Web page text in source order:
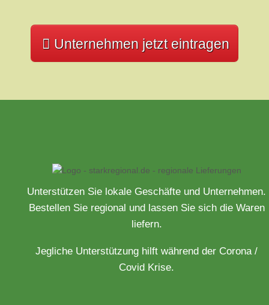
Unternehmen jetzt eintragen
Unterstützen Sie lokale Geschäfte und Unternehmen.
Bestellen Sie regional und lassen Sie sich die Waren
liefern.
Jegliche Unterstützung hilft während der Corona /
Covid Krise.